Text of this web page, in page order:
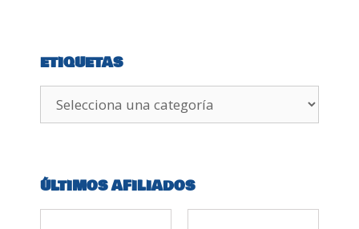
ETIQUETAS
ÚLTIMOS AFILIADOS